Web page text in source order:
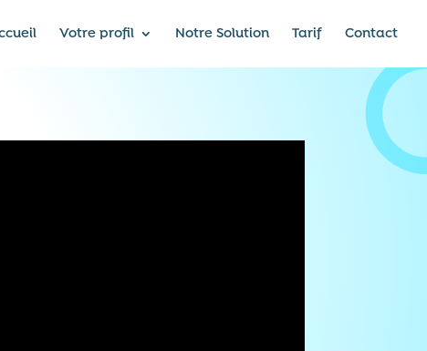
Votre profil Notre Solution Tarif Contact